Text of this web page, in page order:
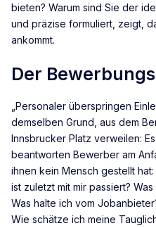
bieten? Warum sind Sie der
und präzise formuliert, zeigt,
ankommt.
Der
„Personaler überspringen
demselben Grund, aus dem
Innsbrucker Platz verweilen:
beantworten Bewerber am
ihnen kein Mensch gestellt
ist zuletzt mit mir passiert?
Was halte ich vom
Wie schätze ich meine